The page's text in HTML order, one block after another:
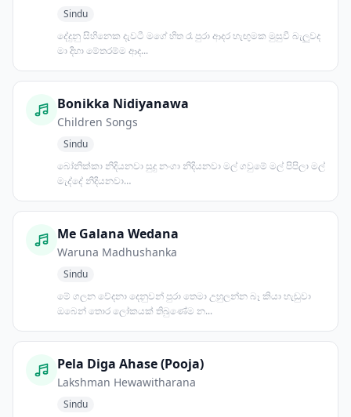
Sindu
දේදුනු සිහිනෙක දැවටී මගේ හිත රෑ පුරා ආදර හැඟුමක මුසුවී බැලුවද
මා දිහා මේතරම්ම ආද...
Bonikka Nidiyanawa
Children Songs
Sindu
බෝනික්කා නිදියනවා සුදු නංගා නිදියනවා මල් ගවුමේ මල් පිපිලා මල්
මැද්දේ නිදියනවා…
Me Galana Wedana
Waruna Madhushanka
Sindu
මේ ගලන වේදනා දෙනුවන් පුරා තෙමා උහුලන්න බෑ කියා හැඬුවා
ඔබෙන් තොර ලෝකයක් තිබුණේම න...
Pela Diga Ahase (Pooja)
Lakshman Hewawitharana
Sindu